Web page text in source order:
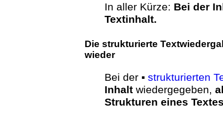
In aller Kürze: Bei der
Textinhalt.
Die strukturierte
wieder
Bei der ▪ strukturierten
Inhalt wiedergegeben,
Strukturen eines